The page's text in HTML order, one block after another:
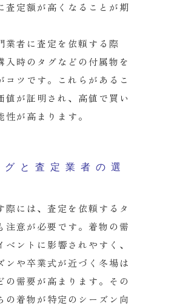
査定額が高くなることが期
業者に査定を依頼する際
入時のタグなどの付属物を
ツです。
これらがあるこ
値が証明され、 高値で買い
が高まります。
グと査定業者の選
には、 査定を依頼するタ
注意が必要です。 着物の需
ベントに影響されやすく、
ンや卒業式が近づく冬場は
の需要が高ま ります。その
の着物が特定のシーズン向